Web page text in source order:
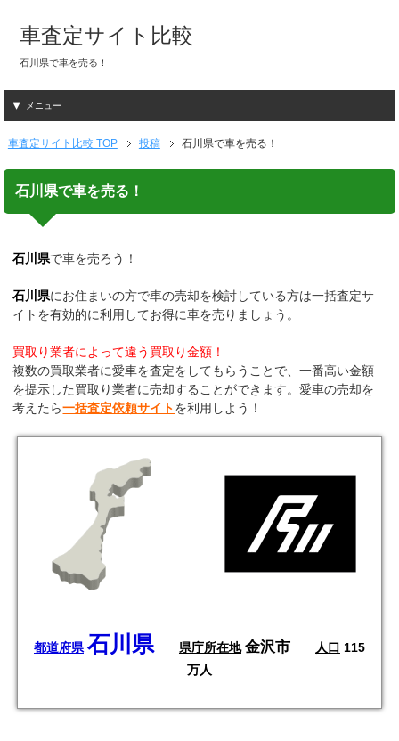
車査定サイト比較
石川県で車を売る！
メニュー
車査定サイト比較 TOP 投稿 石川県で車を売る！
石川県で車を売る！
石川県で車を売ろう！
石川県にお住まいの方で車の売却を検討している方は一括査定サ
イトを有効的に利用してお得に車を売りましょう。
買取り業者によって違う買取り金額！
複数の買取業者に愛車を査定をしてもらうことで、一番高い金額
を提示した買取り業者に売却することができます。愛車の売却を
考えたら一括査定依頼サイトを利用しよう！
都道府県 石川県 県庁所在地 金沢市 人口 115
万人